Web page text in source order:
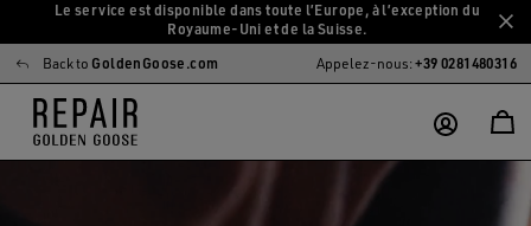
au
contenu
principal
au
contenu
du
pied
Le service est disponible dans toute l’Europe, à l’exception du
Royaume-Uni et de la Suisse.
Back to GoldenGoose.com Appelez-nous:+39 0281480316